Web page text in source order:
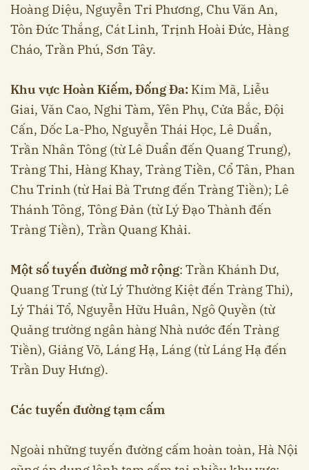
Hoàng Diệu, Nguyễn Tri Phương, Chu Văn An,
Tôn Đức Thắng, Cát Linh, Trịnh Hoài Đức, Hàng
Cháo, Trần Phú, Sơn Tây.
Khu vực Hoàn Kiếm, Đống Đa: Kim Mã, Liễu
Giai, Văn Cao, Nghi Tàm, Yên Phụ, Cửa Bắc, Đội
Cấn, Dốc La-Pho, Nguyễn Thái Học, Lê Duẩn,
Trần Nhân Tông (từ Lê Duẩn đến Quang Trung),
Tràng Thi, Hàng Khay, Tràng Tiền, Cổ Tân, Phan
Chu Trinh (từ Hai Bà Trưng đến Tràng Tiền); Lê
Thánh Tông, Tông Đản (từ Lý Đạo Thành đến
Tràng Tiền), Trần Quang Khải.
Một số tuyến đường mở rộng: Trần Khánh Dư,
Quang Trung (từ Lý Thường Kiệt đến Tràng Thi),
Lý Thái Tổ, Nguyễn Hữu Huân, Ngô Quyền (từ
Quảng trường ngân hàng Nhà nước đến Tràng
Tiền), Giảng Võ, Láng Hạ, Láng (từ Láng Hạ đến
Trần Duy Hưng).
Các tuyến đường tạm cấm
Ngoài những tuyến đường cấm hoàn toàn, Hà Nội